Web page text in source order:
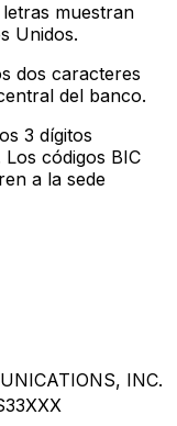
letras muestran
Unidos.
dos caracteres
del banco.
3 dígitos
códigos BIC
a la sede
INC.